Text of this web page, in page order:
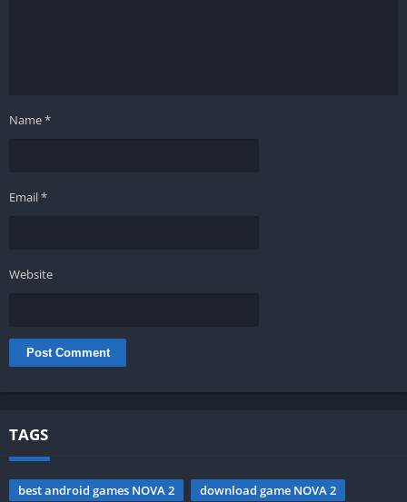
Name*
Email*
Website
TAGS
best android games NOVA 2 download game NOVA 2